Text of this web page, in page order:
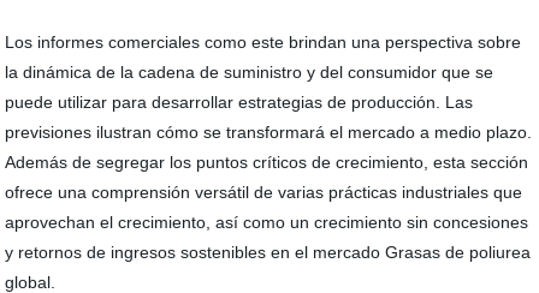
Los informes comerciales como este brindan una perspectiva sobre
la dinámica de la cadena de suministro y del consumidor que se
puede utilizar para desarrollar estrategias de producción. Las
previsiones ilustran cómo se transformará el mercado a medio plazo.
Además de segregar los puntos críticos de crecimiento, esta sección
ofrece una comprensión versátil de varias prácticas industriales que
aprovechan el crecimiento, así como un crecimiento sin concesiones
y retornos de ingresos sostenibles en el mercado Grasas de poliurea
global.